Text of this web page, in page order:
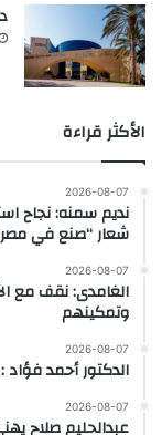
الأكثر قراءة
2026-08-07
نديم سمنه: نجاح
شعار “صنع في
2026-08-07
الغامدى: نقف مع
وتمكينهم
2026-08-07
الدكتور أحمد
2026-08-07
عبدالحليم صلاح